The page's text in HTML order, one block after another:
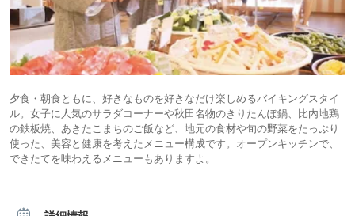
夕食・朝食ともに、好きなものを好きなだけ楽しめるバイキングスタイ
ル。女子に人気のサラダコーナーや秋田名物のきりたんぽ鍋、比内地鶏
の鉄板焼、あきたこまちのご飯など、地元の食材や旬の野菜をたっぷり
使った、美容と健康を考えたメニュー構成です。オープンキッチンで、
できたてを味わえるメニューもありますよ。